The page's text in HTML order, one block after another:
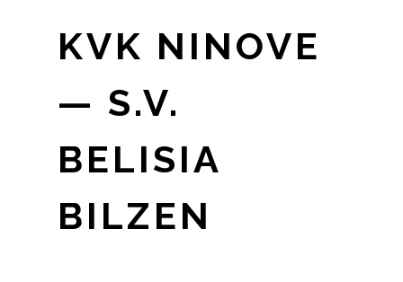
KVK NINOVE
— S.V.
BELISIA
BILZEN